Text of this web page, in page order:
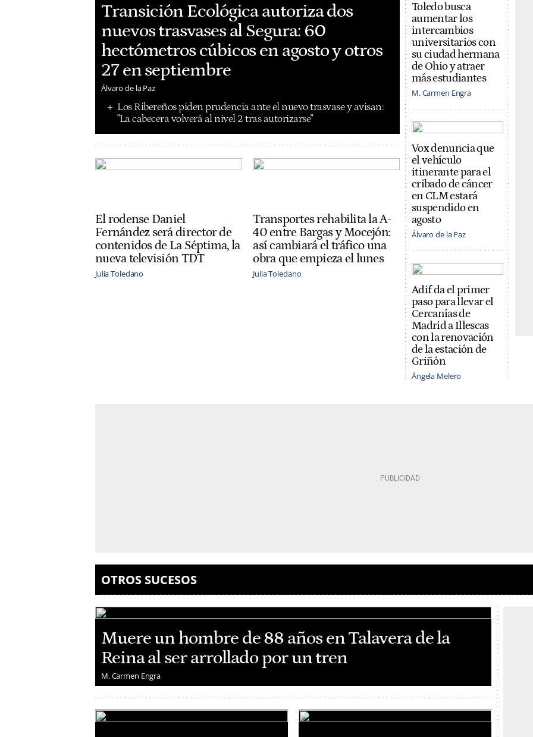
Transición Ecológica autoriza dos
nuevos trasvases al Segura: 60
hectómetros cúbicos en agosto y otros
27 en septiembre
Álvaro de la Paz
Los Ribereños piden prudencia ante el nuevo trasvase y avisan:
"La cabecera volverá al nivel 2 tras autorizarse"
El rodense Daniel
Fernández será director de
contenidos de La Séptima, la
nueva televisión TDT
Julia Toledano
Transportes rehabilita la A-
40 entre Bargas y Mocejón:
así cambiará el tráfico una
obra que empieza el lunes
Julia Toledano
Toledo busca
aumentar los
intercambios
universitarios con
su ciudad hermana
de Ohio y atraer
más estudiantes
M. Carmen Engra
Vox denuncia que
el vehículo
itinerante para el
cribado de cáncer
en CLM estará
suspendido en
agosto
Álvaro de la Paz
Adif da el primer
paso para llevar el
Cercanías de
Madrid a Illescas
con la renovación
de la estación de
Griñón
Ángela Melero
OTROS SUCESOS
Muere un hombre de 88 años en Talavera de la
Reina al ser arrollado por un tren
M. Carmen Engra